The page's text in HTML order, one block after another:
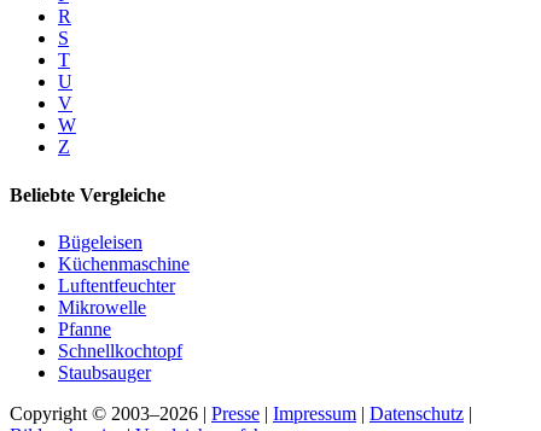
R
S
T
U
V
W
Z
Beliebte Vergleiche
Bügeleisen
Küchenmaschine
Luftentfeuchter
Mikrowelle
Pfanne
Schnellkochtopf
Staubsauger
Copyright © 2003–2026 | Presse | Impressum | Datenschutz |